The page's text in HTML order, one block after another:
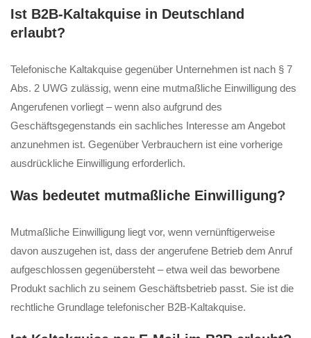
Ist B2B-Kaltakquise in Deutschland
erlaubt?
Telefonische Kaltakquise gegenüber Unternehmen ist nach § 7
Abs. 2 UWG zulässig, wenn eine mutmaßliche Einwilligung des
Angerufenen vorliegt – wenn also aufgrund des
Geschäftsgegenstands ein sachliches Interesse am Angebot
anzunehmen ist. Gegenüber Verbrauchern ist eine vorherige
ausdrückliche Einwilligung erforderlich.
Was bedeutet mutmaßliche Einwilligung?
Mutmaßliche Einwilligung liegt vor, wenn vernünftigerweise
davon auszugehen ist, dass der angerufene Betrieb dem Anruf
aufgeschlossen gegenübersteht – etwa weil das beworbene
Produkt sachlich zu seinem Geschäftsbetrieb passt. Sie ist die
rechtliche Grundlage telefonischer B2B-Kaltakquise.